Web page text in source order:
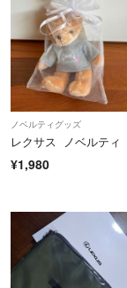
ノベルティグッズ
レクサス ノベルティ
¥1,980